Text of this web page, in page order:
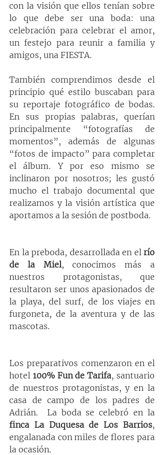
con la visión que ellos tenían sobre
lo que debe ser una boda: una
celebración para celebrar el amor,
un festejo para reunir a familia y
amigos, una FIESTA.
También comprendimos desde el
principio qué estilo buscaban para
su reportaje fotográfico de bodas.
En sus propias palabras, querían
principalmente “fotografías de
momentos”, además de algunas
“fotos de impacto” para completar
el álbum. Y por eso mismo se
inclinaron por nosotros; les gustó
mucho el trabajo documental que
realizamos y la visión artística que
aportamos a la sesión de postboda.
En la preboda, desarrollada en el río
de la Miel, conocimos más a
nuestros protagonistas, que
resultaron ser unos apasionados de
la playa, del surf, de los viajes en
furgoneta, de la aventura y de las
mascotas.
Los preparativos comenzaron en el
hotel 100% Fun de Tarifa, santuario
de nuestros protagonistas, y en la
casa de campo de los padres de
finca La Duquesa de Los Barrios,
engalanada con miles de flores para
la ocasión.